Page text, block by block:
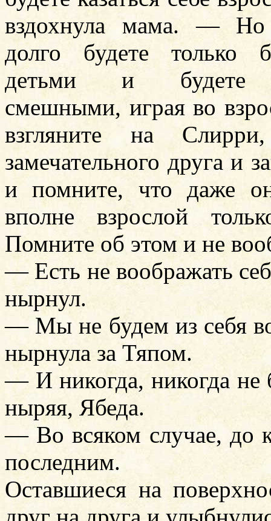
вздохнула мама. —
долго будете только
детьми и будете
смешными, играя во
взгляните на
замечательного друга и
и помните, что даже
вполне взрослой
Помните об этом и не
— Есть не воображать
нырнул.
— Мы не будем из себя
нырнула за Тяпом.
— И никогда, никогда
ныряя, Ябеда.
— Во всяком случае, до
последним.
Оставшиеся на